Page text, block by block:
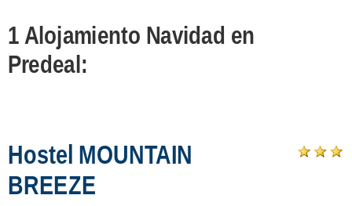
1 Alojamiento Navidad en
Predeal:
Hostel MOUNTAIN
BREEZE
[1 offers a 17.6 km]
Breaza
de cazare
despre C A R T A ®